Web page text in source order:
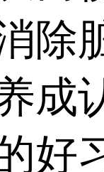
除
成
好